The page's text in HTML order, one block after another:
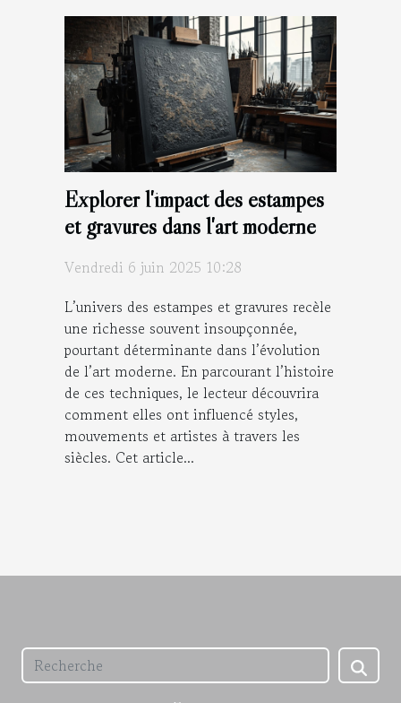
Explorer l'impact des estampes
et gravures dans l'art moderne
Vendredi 6 juin 2025 10:28
L’univers des estampes et gravures recèle
une richesse souvent insoupçonnée,
pourtant déterminante dans l’évolution
de l’art moderne. En parcourant l’histoire
de ces techniques, le lecteur découvrira
comment elles ont influencé styles,
mouvements et artistes à travers les
siècles. Cet article...